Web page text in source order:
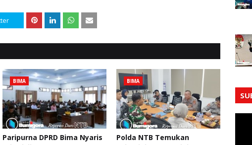
BIMA
Paripurna DPRD Bima Nyaris
BIMA
Polda NTB Temukan